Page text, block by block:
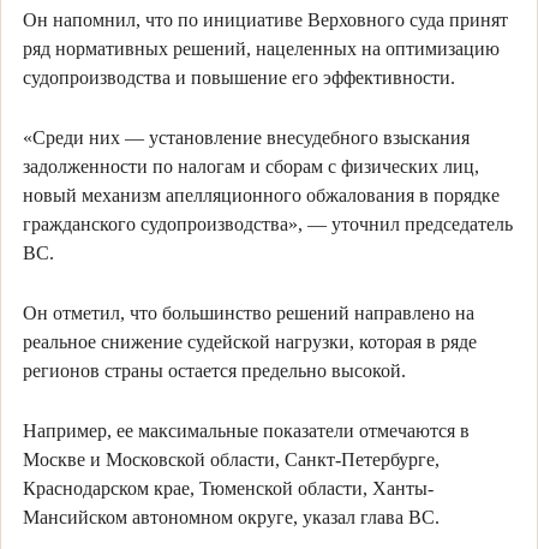
Он напомнил, что по инициативе Верховного суда принят
ряд нормативных решений, нацеленных на оптимизацию
судопроизводства и повышение его эффективности.
«Среди них — установление внесудебного взыскания
задолженности по налогам и сборам с физических лиц,
новый механизм апелляционного обжалования в порядке
гражданского судопроизводства», — уточнил председатель
ВС.
Он отметил, что большинство решений направлено на
реальное снижение судейской нагрузки, которая в ряде
регионов страны остается предельно высокой.
Например, ее максимальные показатели отмечаются в
Москве и Московской области, Санкт-Петербурге,
Краснодарском крае, Тюменской области, Ханты-
Мансийском автономном округе, указал глава ВС.